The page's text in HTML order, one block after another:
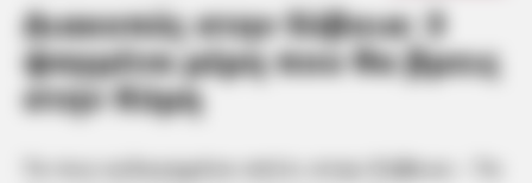
Διακοπές στην Εύβοια: 3
ψαγμένα μέρη που θα βρεις
στην Κύμη
Το πιο ευλογημένο σπίτι στην Εύβοια – Το